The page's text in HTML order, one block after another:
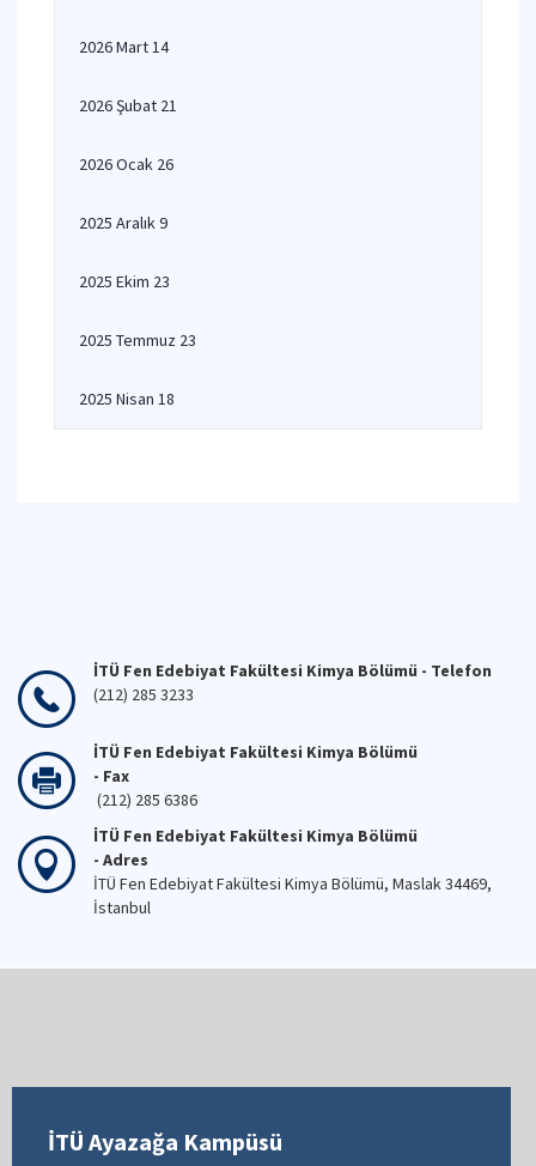
2026 Mart 14
2026 Şubat 21
2026 Ocak 26
2025 Aralık 9
2025 Ekim 23
2025 Temmuz 23
2025 Nisan 18
İTÜ Fen Edebiyat Fakültesi Kimya Bölümü - Telefon
(212) 285 3233
İTÜ Fen Edebiyat Fakültesi Kimya Bölümü
- Fax
(212) 285 6386
İTÜ Fen Edebiyat Fakültesi Kimya Bölümü
- Adres
İTÜ Fen Edebiyat Fakültesi Kimya Bölümü, Maslak 34469,
İstanbul
İTÜ Ayazağa Kampüsü